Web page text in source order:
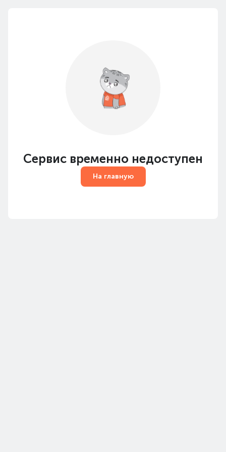
Сервис временно недоступен
На главную